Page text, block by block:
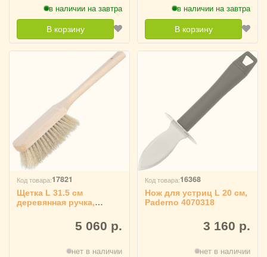
в наличии на завтра
В корзину
в наличии на завтра
В корзину
Код товара:17821
Щетка L 31.5 см
деревянная ручка,
5 060 р.
нет в наличии
Код товара:16368
Нож для устриц L 20 см,
Paderno 4070318
3 160 р.
нет в наличии